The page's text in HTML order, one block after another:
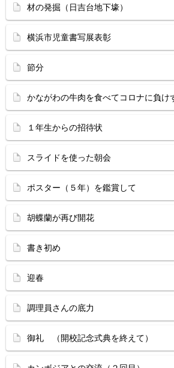
材の発掘（日吉台地下壕）
横浜市児童書写展表彰
節分
かながわの牛肉を食べてコロナに負け
１年生からの招待状
スライドを使った朝会
ポスター（５年）を鑑賞して
胡蝶蘭が再び開花
書き初め
迎春
調理員さんの底力
御礼 （開校記念式典を終えて）